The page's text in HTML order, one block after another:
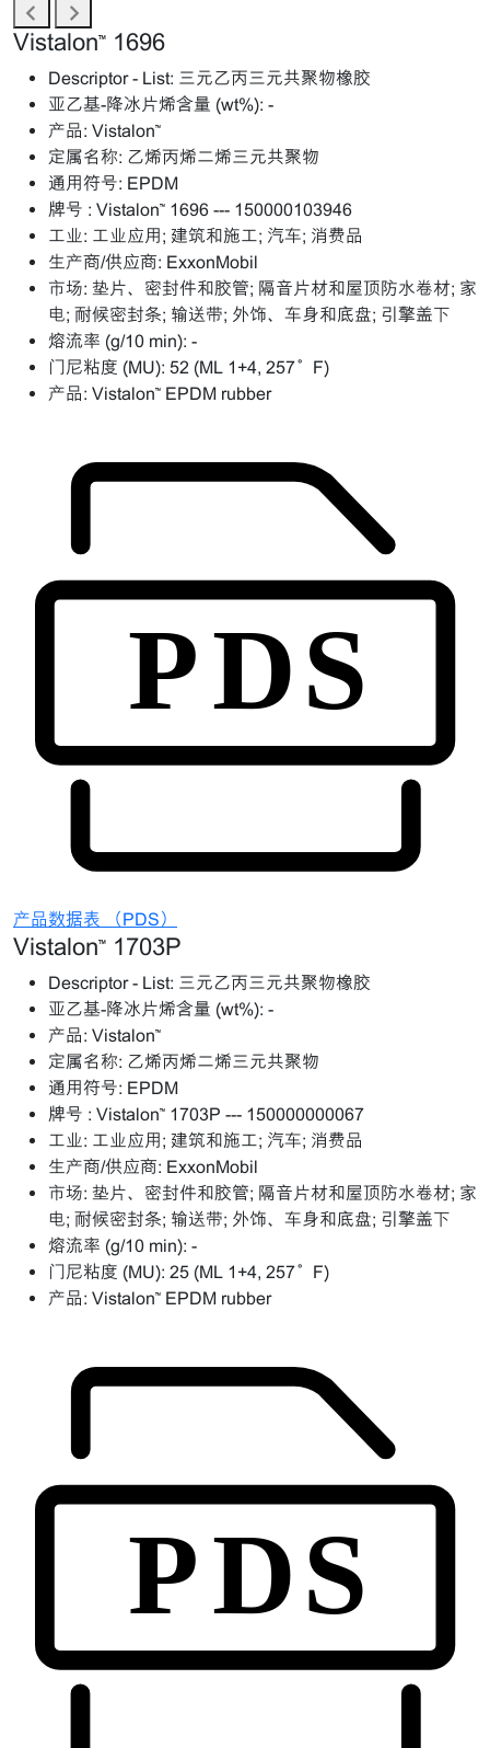
Vistalon™ 1696
Descriptor - List: 三元乙丙三元共聚物橡胶
亚乙基-降冰片烯含量 (wt%): -
产品: Vistalon™
定属名称: 乙烯丙烯二烯三元共聚物
通用符号: EPDM
牌号 : Vistalon™ 1696 --- 150000103946
工业: 工业应用; 建筑和施工; 汽车; 消费品
生产商/供应商: ExxonMobil
市场: 垫片、密封件和胶管; 隔音片材和屋顶防水卷材; 家
电; 耐候密封条; 输送带; 外饰、车身和底盘; 引擎盖下
熔流率 (g/10 min): -
门尼粘度 (MU): 52 (ML 1+4, 257°F)
产品: Vistalon™ EPDM rubber
产品数据表 （PDS）
Vistalon™ 1703P
Descriptor - List: 三元乙丙三元共聚物橡胶
亚乙基-降冰片烯含量 (wt%): -
产品: Vistalon™
定属名称: 乙烯丙烯二烯三元共聚物
通用符号: EPDM
牌号 : Vistalon™ 1703P --- 150000000067
工业: 工业应用; 建筑和施工; 汽车; 消费品
生产商/供应商: ExxonMobil
市场: 垫片、密封件和胶管; 隔音片材和屋顶防水卷材; 家
电; 耐候密封条; 输送带; 外饰、车身和底盘; 引擎盖下
熔流率 (g/10 min): -
门尼粘度 (MU): 25 (ML 1+4, 257°F)
产品: Vistalon™ EPDM rubber